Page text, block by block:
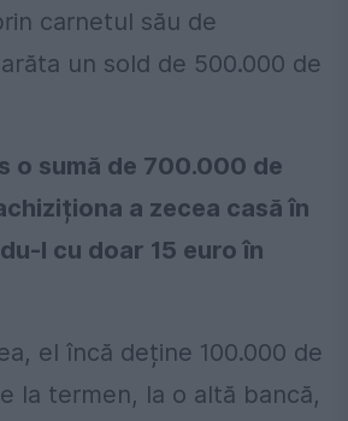
carnetul său de
un sold de 500.000 de
o sumă de 700.000 de
a zecea casă în
l cu doar 15 euro în
el încă deține 100.000 de
la termen, la o altă bancă,